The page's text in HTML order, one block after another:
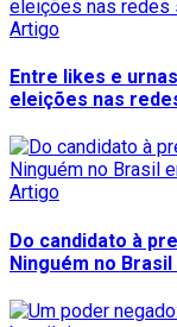
Artigo
Entre likes e
eleições nas
Artigo
Do candidato à
Ninguém no